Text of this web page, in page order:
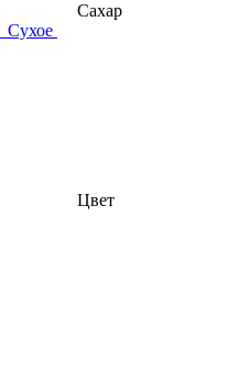
Сахар
Сухое
Цвет